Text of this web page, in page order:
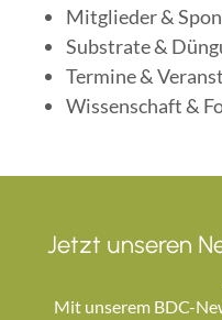
Mitglieder &
Substrate &
Termine &
Wissenschaft &
Jetzt unseren
Mit unserem BDC-